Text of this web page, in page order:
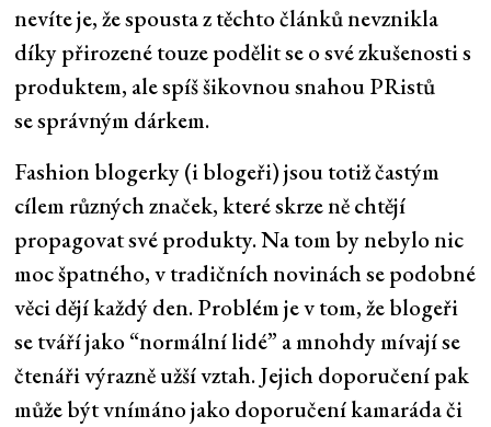
nevíte je, že spousta z těchto článků nevznikla
díky přirozené touze podělit se o své zkušenosti s
produktem, ale spíš šikovnou snahou PRistů
se správným dárkem.
Fashion blogerky (i blogeři) jsou totiž častým
cílem různých značek, které skrze ně chtějí
propagovat své produkty. Na tom by nebylo nic
moc špatného, v tradičních novinách se podobné
věci dějí každý den. Problém je v tom, že blogeři
se tváří jako “normální lidé” a mnohdy mívají se
čtenáři výrazně užší vztah. Jejich doporučení pak
může být vnímáno jako doporučení kamaráda či